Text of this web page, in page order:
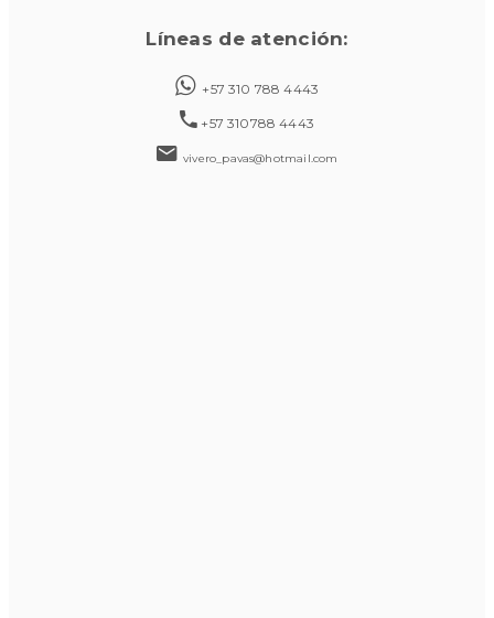
Líneas de atención:
+57 310 788 4443
+57 310788 4443
vivero_pavas@hotmail.com